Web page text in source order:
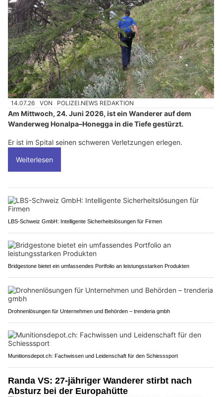
14.07.26 VON POLIZEI.NEWS REDAKTION
Am Mittwoch, 24. Juni 2026, ist ein Wanderer auf dem
Wanderweg Honalpa–Honegga in die Tiefe gestürzt.
Er ist im Spital seinen schweren Verletzungen erlegen.
Weiterlesen
LBS-Schweiz GmbH: Intelligente Sicherheitslösungen für Firmen
Bridgestone bietet ein umfassendes Portfolio an leistungsstarken Produkten
Drohnenlösungen für Unternehmen und Behörden – trenderia gmbh
Munitionsdepot.ch: Fachwissen und Leidenschaft für den Schiesssport
Randa VS: 27-jähriger Wanderer stirbt nach
Absturz bei der Europahütte